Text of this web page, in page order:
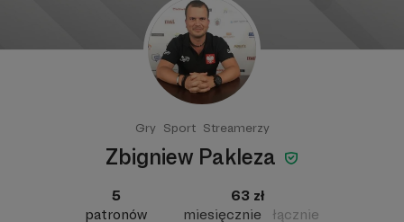
Gry Sport Streamerzy
Zbigniew Pakleza
5
patronów
63 zł
miesięcznie
łącznie